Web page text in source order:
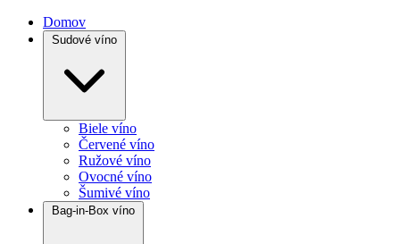
Domov
Sudové víno
Biele víno
Červené víno
Ružové víno
Ovocné víno
Šumivé víno
Bag-in-Box víno